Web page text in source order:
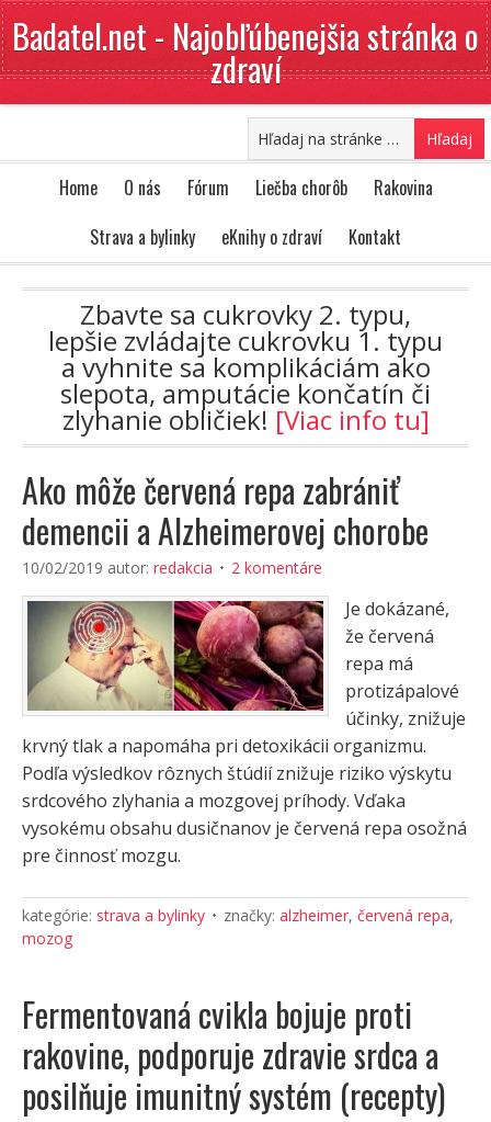
Badatel.net - Najobľúbenejšia stránka o
zdraví
Home O nás Fórum Liečba chorôb
Rakovina
Strava a bylinky
eKnihy o zdraví Kontakt
Zbavte sa cukrovky 2. typu,
lepšie zvládajte cukrovku 1. typu
a vyhnite sa komplikáciám ako
slepota, amputácie končatín či
zlyhanie obličiek! [Viac info tu]
Ako môže červená repa zabrániť
demencii a Alzheimerovej chorobe
10/02/2019 autor: redakcia 2 komentáre
Je dokázané,
že červená
repa má
protizápalové
účinky, znižuje
krvný tlak a napomáha pri detoxikácii organizmu.
Podľa výsledkov rôznych štúdií znižuje riziko výskytu
srdcového zlyhania a mozgovej príhody. Vďaka
vysokému obsahu dusičnanov je červená repa osožná
pre činnosť mozgu.
kategórie: strava a bylinky značky: alzheimer, červená repa,
mozog
Fermentovaná cvikla bojuje proti
rakovine, podporuje zdravie srdca a
posilňuje imunitný systém (recepty)